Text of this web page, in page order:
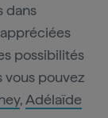
dans
possibilités
vous pouvez
, Adélaïde